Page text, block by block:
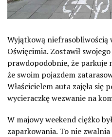
Wyjątkową niefrasobliwością
Oświęcimia. Zostawił
prawdopodobnie, że parkuje
że swoim pojazdem
Właścicielem auta zajęła się
wycieraczkę wezwanie na
W majowy weekend ciężko
zaparkowania. To nie